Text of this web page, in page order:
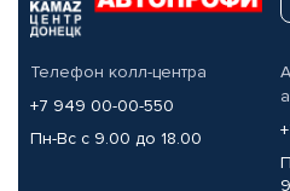
Телефон колл-центра
+7 949 00-00-550
Пн-Вс с 9.00 до 18.00